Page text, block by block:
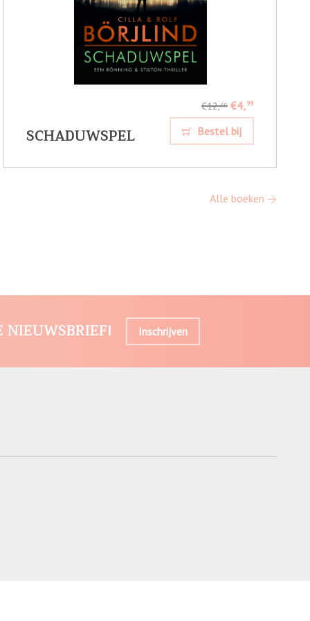
SCHADUWSPEL
€12,99 €4,99
Bestel bij
Alle boeken
Inschrijven